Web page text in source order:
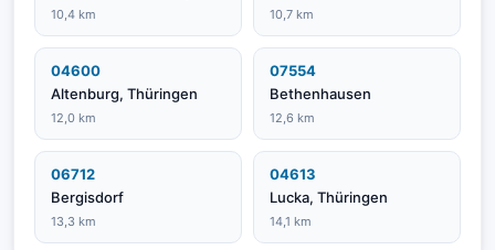
10,4 km 10,7 km
04600
Altenburg, Thüringen
12,0 km
07554
Bethenhausen
12,6 km
06712
Bergisdorf
13,3 km
04613
Lucka, Thüringen
14,1 km